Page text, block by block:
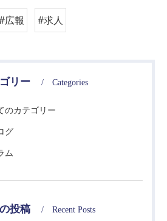
広報 #求人
リー Categories
のカテゴリー
グ
ム
投稿 Recent Posts